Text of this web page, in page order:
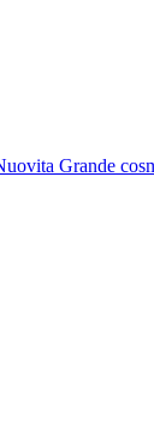
Grande